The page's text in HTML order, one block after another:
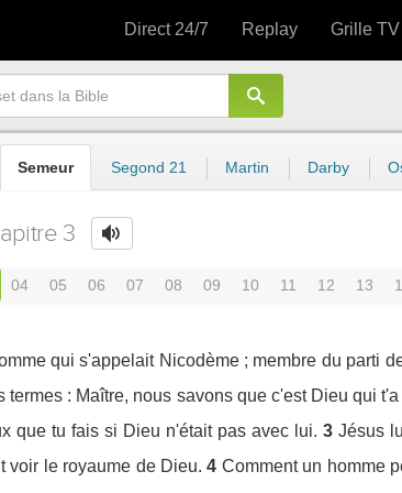
Direct 24/7 Replay Grille TV
Semeur Segond 21 Martin Darby
3
04 05 06 07 08 09 10 11 12 13
qui s'appelait Nicodème ; membre du parti
termes : Maître, nous savons que c'est Dieu qui
que tu fais si Dieu n'était pas avec lui. 3 Jésus
voir le royaume de Dieu. 4 Comment un homme